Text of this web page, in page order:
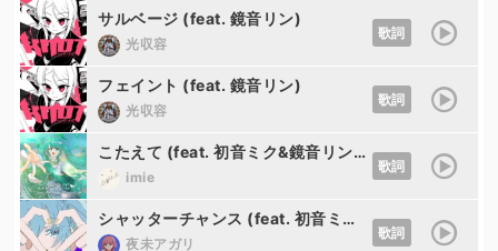
サルベージ (feat. 鏡音リン)
光収容
歌詞
フェイント (feat. 鏡音リン)
光収容
歌詞
こたえて (feat. 初音ミク&鏡音リン&鏡音レン&巡音ルカ&MEIKO&KAITO)
imie
歌詞
シャッターチャンス (feat. 初音ミク&鏡音リン)
夜未アガリ
歌詞